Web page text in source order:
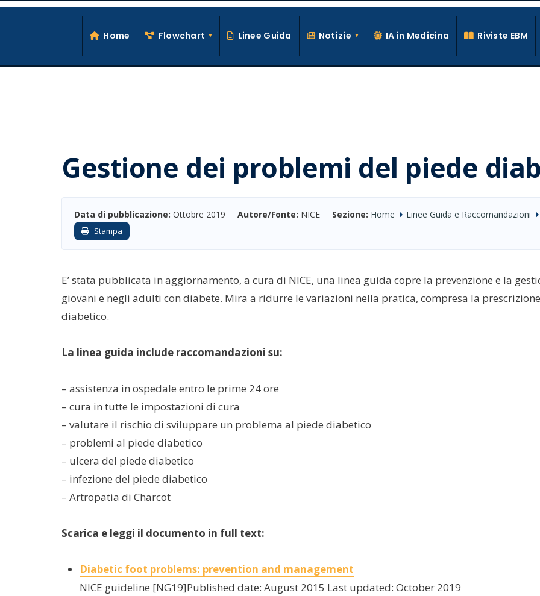
Skip
La conoscenza clinica per la pratica medica quotidiana
Home Flowchart Linee Guida Notizie IA in Medicina Riviste EBM
Gestione dei problemi del piede
Data di pubblicazione: Ottobre 2019 Autore/Fonte: NICE Sezione: Home Linee Guida e Raccomandazioni
Stampa
E’ stata pubblicata in aggiornamento, a cura di NICE, una linea guida copre la prevenzione e la
giovani e negli adulti con diabete. Mira a ridurre le variazioni nella pratica, compresa la
diabetico.
La linea guida include raccomandazioni su:
– assistenza in ospedale entro le prime 24 ore
– cura in tutte le impostazioni di cura
– valutare il rischio di sviluppare un problema al piede diabetico
– problemi al piede diabetico
– ulcera del piede diabetico
– infezione del piede diabetico
– Artropatia di Charcot
Scarica e leggi il documento in full text:
Diabetic foot problems: prevention and management
NICE guideline [NG19]Published date: August 2015 Last updated: October 2019